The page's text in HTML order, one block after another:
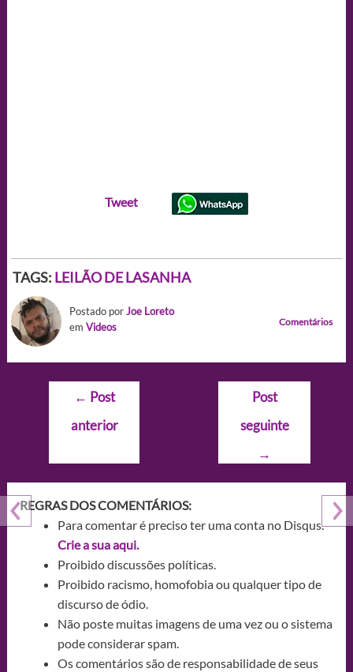
Tweet
TAGS: LEILÃO DE LASANHA
Postado porJoe Loreto
em Videos Comentários
Navegação
Post
← Post
anterior
Post
seguinte
→
REGRAS DOS COMENTÁRIOS:
Para comentar é preciso ter uma conta no Disqus.
Crie a sua aqui.
Proibido discussões políticas.
Proibido racismo, homofobia ou qualquer tipo de
discurso de ódio.
Não poste muitas imagens de uma vez ou o sistema
pode considerar spam.
Os comentários são de responsabilidade de seus